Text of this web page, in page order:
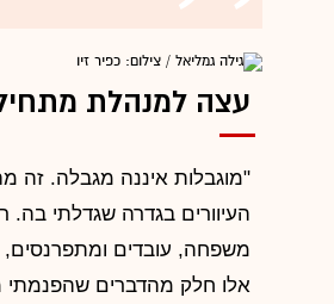
עצה למנהלת
"מוגבלות איננה מגבלה. זה
העיוורים בגדרה שגדלתי בה.
משפחה, עובדים
אלו חלק מהדברים שהפנמתי